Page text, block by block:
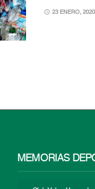
23 ENERO, 2020
MEMORIAS